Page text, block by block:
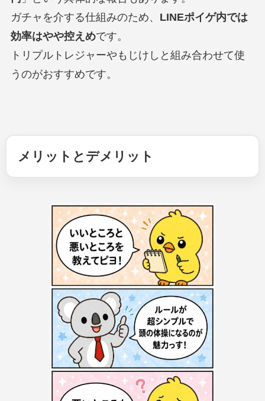
ガチャを介する仕組みのため、 LINEポイゲ内では
効率はやや控えめです。
トリプルトレジャーやもじけしと組み合わせて使
うのがおすすめです。
メリットとデメリット